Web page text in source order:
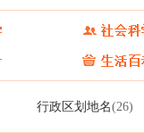
行政区划地名(26)